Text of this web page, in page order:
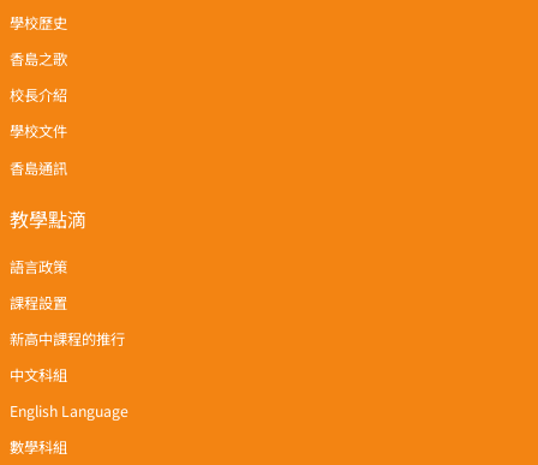
學校歷史
香島之歌
校長介紹
學校文件
香島通訊
教學點滴
語言政策
課程設置
新高中課程的推行
中文科組
English Language
數學科組